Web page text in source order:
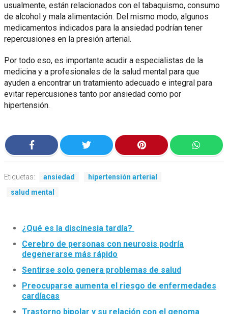
usualmente, están relacionados con el tabaquismo, consumo
de alcohol y mala alimentación. Del mismo modo, algunos
medicamentos indicados para la ansiedad podrían tener
repercusiones en la presión arterial.
Por todo eso, es importante acudir a especialistas de la
medicina y a profesionales de la salud mental para que
ayuden a encontrar un tratamiento adecuado e integral para
evitar repercusiones tanto por ansiedad como por
hipertensión.
Etiquetas: ansiedad
hipertensión arterial
salud mental
¿Qué es la discinesia tardía?
Cerebro de personas con neurosis podría
degenerarse más rápido
Sentirse solo genera problemas de salud
Preocuparse aumenta el riesgo de enfermedades
cardíacas
Trastorno bipolar y su relación con el genoma